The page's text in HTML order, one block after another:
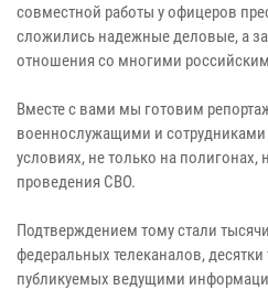
совместной работы у офицеров
сложились надежные деловые, а
отношения со многими
Вместе с вами мы готовим
военнослужащими и
условиях, не только на полигонах,
проведения СВО.
Подтверждением тому стали
федеральных телеканалов,
публикуемых ведущими